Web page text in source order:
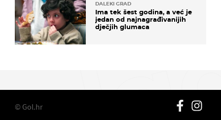
DALEKI GRAD
Ima tek šest godina, a već je
jedan od najnagrađivanijih
dječjih glumaca
© Gol.hr